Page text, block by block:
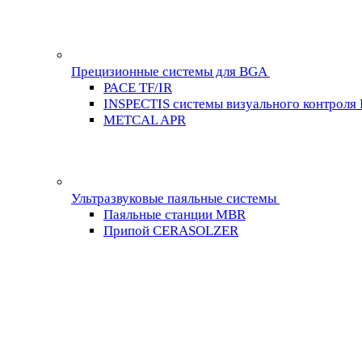
Прецизионные системы для BGA
PACE TF/IR
INSPECTIS системы визуального контроля
METCAL APR
Ультразвуковые паяльные системы
Паяльные станции MBR
Припой CERASOLZER